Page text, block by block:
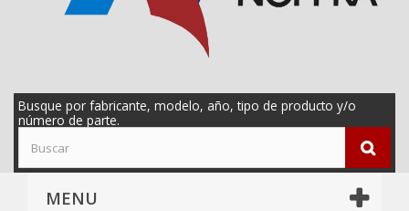
Busque por fabricante, modelo, año, tipo de producto y/o
número de parte.
MENU